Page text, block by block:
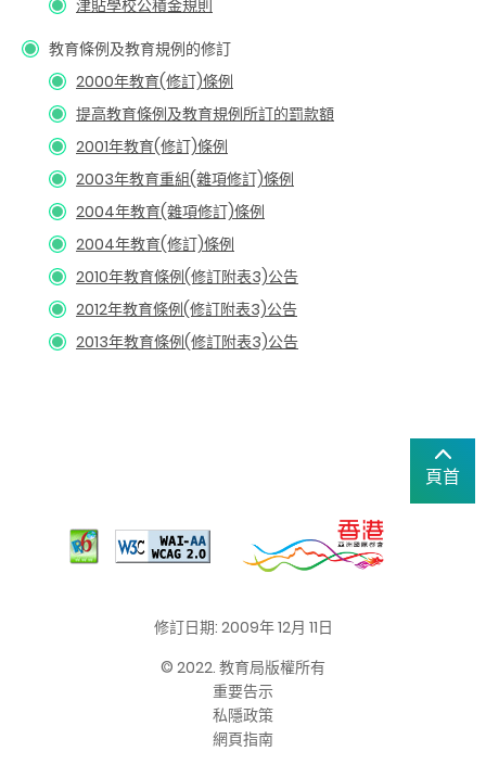
津貼學校公積金規則
教育條例及教育規例的修訂
2000年教育(修訂)條例
提高教育條例及教育規例所訂的罰款額
2001年教育(修訂)條例
2003年教育重組(雜項修訂)條例
2004年教育(雜項修訂)條例
2004年教育(修訂)條例
2010年教育條例(修訂附表3)公告
2012年教育條例(修訂附表3)公告
2013年教育條例(修訂附表3)公告
頁首
修訂日期: 2009年 12月 11日
© 2022. 教育局版權所有
重要告示
私隱政策
網頁指南